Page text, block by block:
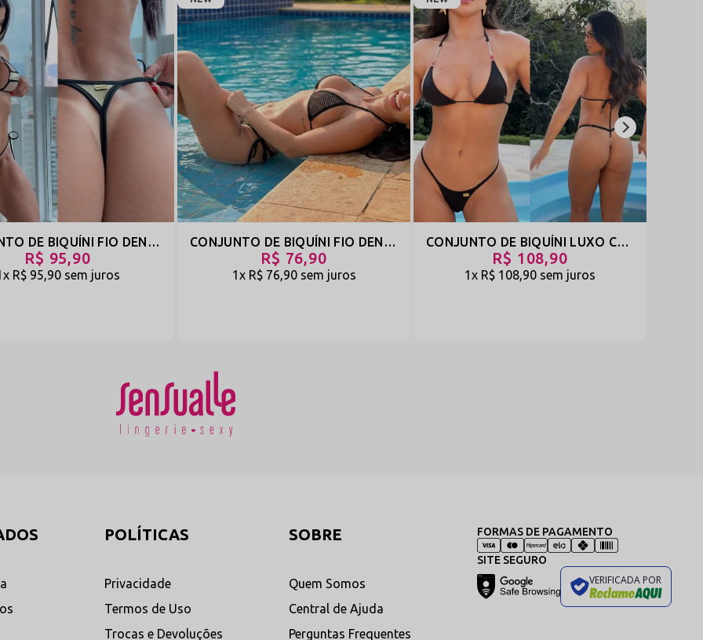
Sim. O conjunto Lalu e Rota foi desenvolvido com sistema de amarrações ajustáveis no top e na calcinha, permitindo adaptação
do micro biquíni é valorizar o bronzeado e destacar as curvas com uma modelagem reduzida e extremamente sensual, mantendo
utilizado possui boa cobertura e estrutura elástica, ajudando a manter segurança visual e conforto mesmo durante o uso em
CONJUNTO DE BIQUÍNI FIO DENTAL EM TECIDO METALIZADO COM ABERTURA FRONTAL NO BUSTO - TRAKINA - OURO - REF 3155
R$ 95,90
R$ 95,90 sem juros
CONJUNTO DE BIQUÍNI FIO DENTAL STRING EM TECIDO ARRASTÃO COM TRANSPARÊNCIA E SEM FORRO - LAPA - PRETO - REF 3151
R$ 76,90
1x R$ 76,90 sem juros
CONJUNTO DE BIQUÍNI LUXO COM TANGA SÓ O FIO E DETALHES EM BIJUTERIA - BRAVA - PRETO - REF 3153
R$ 108,90
1x R$ 108,90 sem juros
POLÍTICAS
Privacidade
Termos de Uso
Trocas e Devoluções
SOBRE
Quem Somos
Central de Ajuda
Perguntas Frequentes
FORMAS DE PAGAMENTO
SITE SEGURO
VERIFICADA POR